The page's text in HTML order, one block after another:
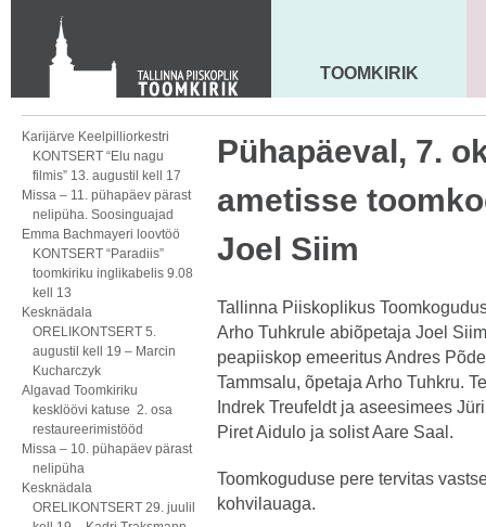
KONTAKT
Toom-Kooli 6, 10130 TALLINN
tallinna.toom@eelk.ee
MAARJA KIRIK
TOOMKIRIK
Karijärve Keelpilliorkestri
KONTSERT “Elu nagu
filmis” 13. augustil kell 17
Missa – 11. pühapäev pärast
nelipüha. Soosinguajad
Emma Bachmayeri loovtöö
KONTSERT “Paradiis”
toomkiriku inglikabelis 9.08
kell 13
Kesknädala
ORELIKONTSERT 5.
augustil kell 19 – Marcin
Kucharczyk
Algavad Toomkiriku
kesklöövi katuse 2. osa
restaureerimistööd
Missa – 10. pühapäev pärast
nelipüha
Kesknädala
ORELIKONTSERT 29. juulil
Pühapäeval, 7.
ametisse
Joel Siim
Tallinna Piiskoplikus
Arho Tuhkrule abiõpetaja Joel
peapiiskop emeeritus Andres
Tammsalu, õpetaja Arho Tuhkru.
Indrek Treufeldt ja aseesimees
Piret Aidulo ja solist Aare Saal.
Toomkoguduse pere tervitas
kohvilauaga.